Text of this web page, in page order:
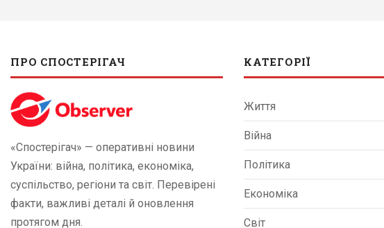
ПРО СПОСТЕРІГАЧ
«Спостерігач» — оперативні новини
України: війна, політика, економіка,
суспільство, регіони та світ. Перевірені
факти, важливі деталі й оновлення
протягом дня.
КАТЕГОРІЇ
Життя
Війна
Політика
Економіка
Світ